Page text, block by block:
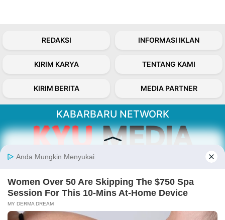
REDAKSI INFORMASI IKLAN
KIRIM KARYA TENTANG KAMI
KIRIM BERITA MEDIA PARTNER
KABARBARU NETWORK
Kabarbaru.co menyajikan berita aktual dan